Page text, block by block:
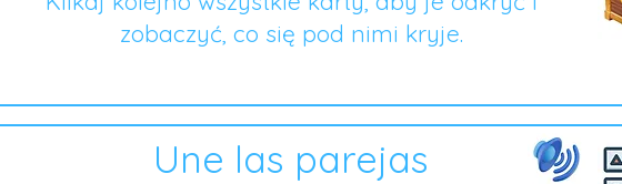
zobaczyć, co się pod nimi kryje.
Une las parejas